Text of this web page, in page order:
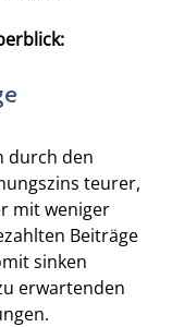
durch den
teurer,
mit weniger
Beiträge
sinken
erwartenden